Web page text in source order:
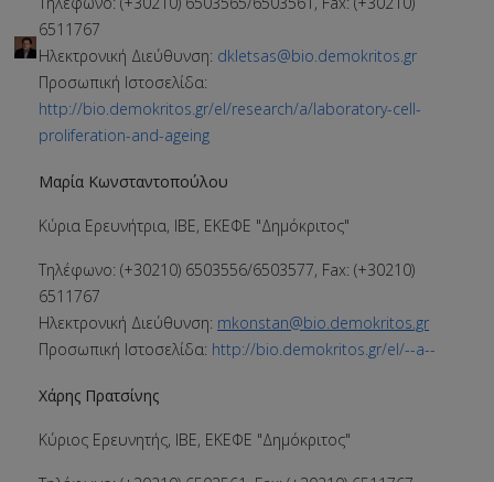
6511767
Ηλεκτρονική Διεύθυνση: dkletsas@bio.demokritos.gr
Προσωπική Ιστοσελίδα:
http://bio.demokritos.gr/el/research/a/laboratory-cell-
proliferation-and-ageing
Μαρία Κωνσταντοπούλου
Κύρια Ερευνήτρια, ΙΒΕ, ΕΚΕΦΕ "Δημόκριτος"
Τηλέφωνο: (+30210) 6503556/6503577, Fax: (+30210)
6511767
Ηλεκτρονική Διεύθυνση: mkonstan@bio.demokritos.gr
Προσωπική Ιστοσελίδα: http://bio.demokritos.gr/el/--a--
Χάρης Πρατσίνης
Κύριος Ερευνητής, ΙΒΕ, ΕΚΕΦΕ "Δημόκριτος"